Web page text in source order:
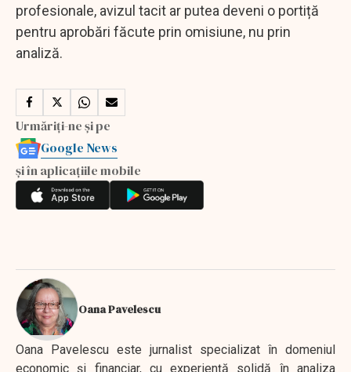
profesionale, avizul tacit ar putea deveni o portiță
pentru aprobări făcute prin omisiune, nu prin
analiză.
Urmăriți-ne și pe
Google News
și în aplicațiile mobile
Oana Pavelescu
Oana Pavelescu este jurnalist specializat în domeniul
economic și financiar, cu experiență solidă în analiza